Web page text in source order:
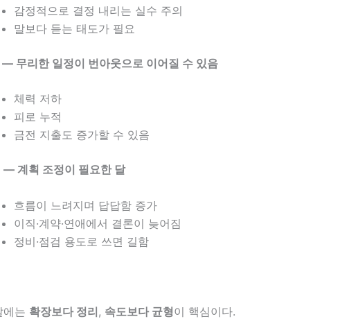
감정적으로 결정 내리는 실수 주의
말보다 듣는 태도가 필요
무리한 일정이 번아웃으로 이어질 수 있음
체력 저하
피로 누적
금전 지출도 증가할 수 있음
계획 조정이 필요한 달
흐름이 느려지며 답답함 증가
이직·계약·연애에서 결론이 늦어짐
정비·점검 용도로 쓰면 길함
에는 확장보다 정리, 속도보다 균형이 핵심이다.